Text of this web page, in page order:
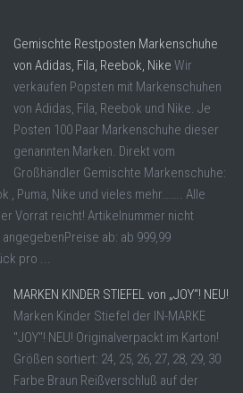
Gemischte Restposten Markenschuhe
von Adidas, Fila, Reebok, Nike Wir
verkaufen Popsten mit Markenschuhen
von Adidas, Fila, Reebok und Nike. Je
Posten 100 Paar Markenschuhe dieser
genannten Marken. Direkt vom
Großhändler Gemischte Markenschuhe:
, Puma, Nike und vieles mehr…….. Alle
Vorrat reicht! Artikelnummer nicht
ab: ab 999,99
pro ...
MARKEN KINDER STIEFEL von „JOY“! NEU!
Marken Kinder Stiefel der IN-MARKE
"JOY"! NEU! Originalverpackt im Karton!
Größen sortiert: 24, 25, 26, 27, 28, 29, 30
Farbe Braun Reißverschluß auf der